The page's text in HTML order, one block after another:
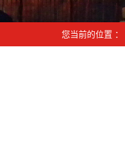
您当前的位置 ：